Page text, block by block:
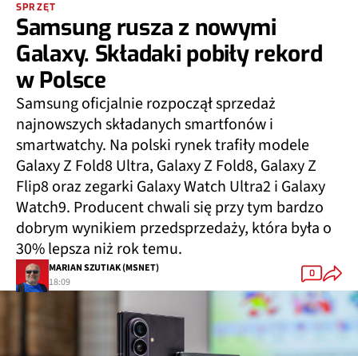
SPRZĘT
Samsung rusza z nowymi
Galaxy. Składaki pobiły rekord
w Polsce
Samsung oficjalnie rozpoczął sprzedaż
najnowszych składanych smartfonów i
smartwatchy. Na polski rynek trafiły modele
Galaxy Z Fold8 Ultra, Galaxy Z Fold8, Galaxy Z
Flip8 oraz zegarki Galaxy Watch Ultra2 i Galaxy
Watch9. Producent chwali się przy tym bardzo
dobrym wynikiem przedsprzedaży, która była o
30% lepsza niż rok temu.
MARIAN SZUTIAK (MSNET)
18:09
0